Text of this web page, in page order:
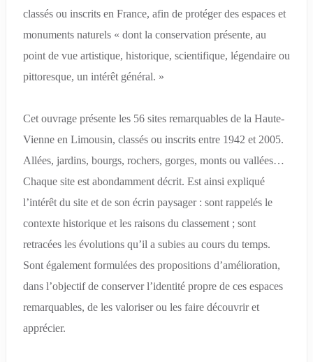
classés ou inscrits en France, afin de protéger des espaces et
monuments naturels « dont la conservation présente, au
point de vue artistique, historique, scientifique, légendaire ou
pittoresque, un intérêt général. »
Cet ouvrage présente les 56 sites remarquables de la Haute-
Vienne en Limousin, classés ou inscrits entre 1942 et 2005.
Allées, jardins, bourgs, rochers, gorges, monts ou vallées…
Chaque site est abondamment décrit. Est ainsi expliqué
l’intérêt du site et de son écrin paysager : sont rappelés le
contexte historique et les raisons du classement ; sont
retracées les évolutions qu’il a subies au cours du temps.
Sont également formulées des propositions d’amélioration,
dans l’objectif de conserver l’identité propre de ces espaces
remarquables, de les valoriser ou les faire découvrir et
apprécier.